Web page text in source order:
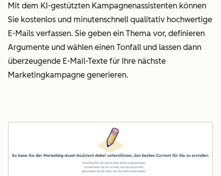
Mit dem KI-gestützten Kampagnenassistenten können
Sie kostenlos und minutenschnell qualitativ hochwertige
E-Mails verfassen. Sie geben ein Thema vor, definieren
Argumente und wählen einen Tonfall und lassen dann
überzeugende E-Mail-Texte für Ihre nächste
Marketingkampagne generieren.